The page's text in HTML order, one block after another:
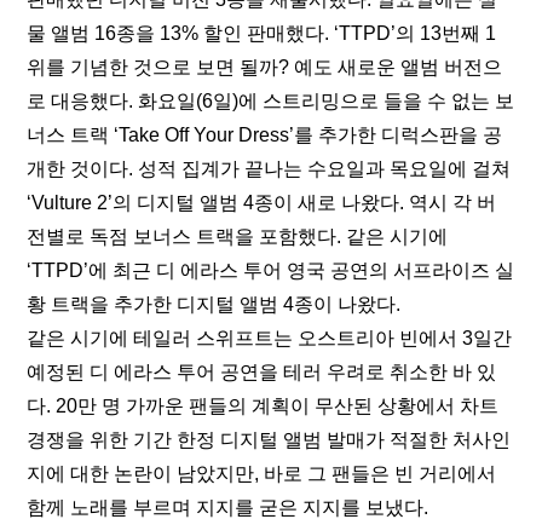
물 앨범 16종을 13% 할인 판매했다. ‘TTPD’의 13번째 1
위를 기념한 것으로 보면 될까? 예도 새로운 앨범 버전으
로 대응했다. 화요일(6일)에 스트리밍으로 들을 수 없는 보
너스 트랙 ‘Take Off Your Dress’를 추가한 디럭스판을 공
개한 것이다. 성적 집계가 끝나는 수요일과 목요일에 걸쳐
‘Vulture 2’의 디지털 앨범 4종이 새로 나왔다. 역시 각 버
전별로 독점 보너스 트랙을 포함했다. 같은 시기에
‘TTPD’에 최근 디 에라스 투어 영국 공연의 서프라이즈 실
황 트랙을 추가한 디지털 앨범 4종이 나왔다.
같은 시기에 테일러 스위프트는 오스트리아 빈에서 3일간
예정된 디 에라스 투어 공연을 테러 우려로 취소한 바 있
다. 20만 명 가까운 팬들의 계획이 무산된 상황에서 차트
경쟁을 위한 기간 한정 디지털 앨범 발매가 적절한 처사인
지에 대한 논란이 남았지만, 바로 그 팬들은 빈 거리에서
함께 노래를 부르며 지지를 굳은 지지를 보냈다.